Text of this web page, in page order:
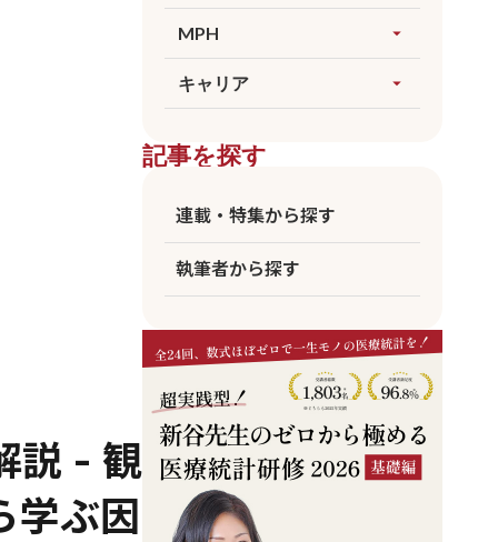
説 - 観
学ぶ因
論文執筆
医療統計
すべてを見る
臨床
ビジネス
MPH arrow_drop_up
すべてを見る
国公立MPH
京大MPH
キャリア arrow_drop_up
医師
看護師
リハビリ
アカデミア
企業職員
記事を探す
連載・特集から探す
執筆者から探す